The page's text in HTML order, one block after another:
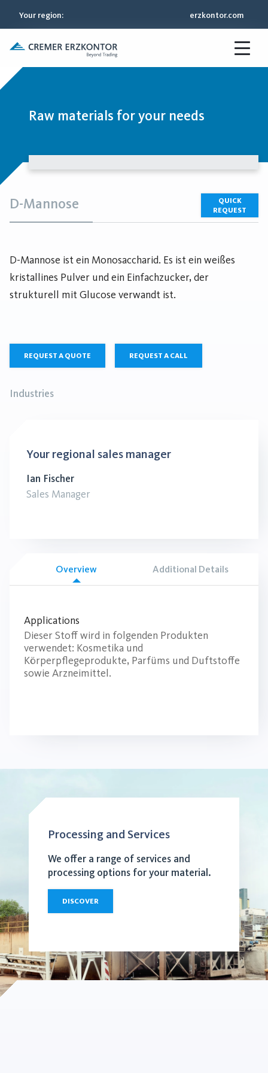
Your region: erzkontor.com
Raw materials for your needs
QUICK
REQUEST
D-Mannose
D-Mannose ist ein Monosaccharid. Es ist ein weißes
kristallines Pulver und ein Einfachzucker, der
strukturell mit Glucose verwandt ist.
REQUEST A QUOTE REQUEST A CALL
Industries
Your regional sales manager
Ian Fischer
Sales Manager
Overview Additional Details
Applications
Dieser Stoff wird in folgenden Produkten
verwendet: Kosmetika und
Körperpflegeprodukte, Parfüms und Duftstoffe
sowie Arzneimittel.
Processing and Services
We offer a range of services and
processing options for your material.
DISCOVER